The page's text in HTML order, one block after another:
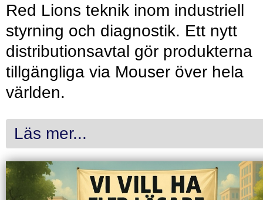
Red Lions teknik inom industriell
styrning och diagnostik. Ett nytt
distributionsavtal gör produkterna
tillgängliga via Mouser över hela
världen.
Läs mer...